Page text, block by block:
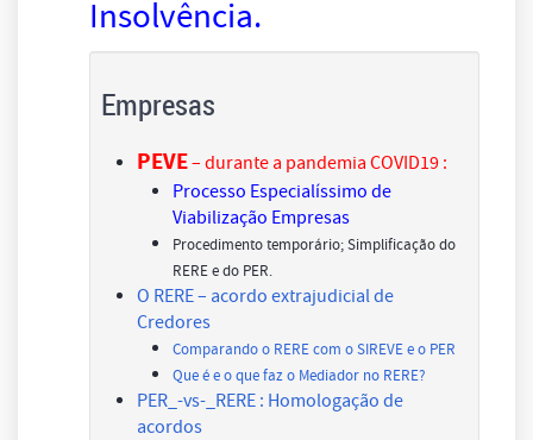
Insolvência.
Empresas
PEVE– durante a pandemia COVID19 :
Processo Especialíssimo de
Viabilização Empresas
Procedimento temporário; Simplificação do
RERE e do PER.
O RERE – acordo extrajudicial de
Credores
Comparando o RERE com o SIREVE e o PER
Que é e o que faz o Mediador no RERE?
PER_-vs-_RERE : Homologação de
acordos